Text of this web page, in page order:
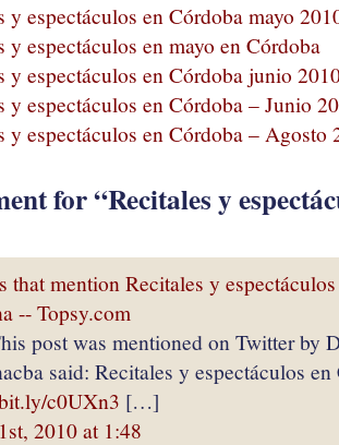
y espectáculos en Córdoba mayo
y espectáculos en mayo en Córdoba
y espectáculos en Córdoba junio
y espectáculos en Córdoba – Junio
y espectáculos en Córdoba – Agosto
for “Recitales y
that mention Recitales y
-- Topsy.com
post was mentioned on Twitter by
said: Recitales y espectáculos
c0UXn3 […]
2010 at 1:48